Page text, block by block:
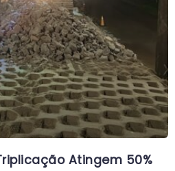
Atingem 50%